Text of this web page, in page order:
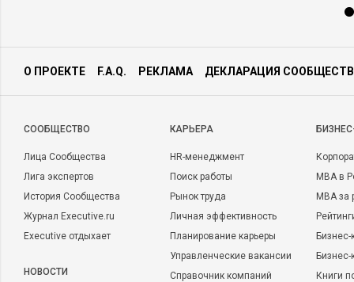
О ПРОЕКТЕ F.A.Q. РЕКЛАМА ДЕКЛАРАЦИЯ
CООБЩЕСТВО
Лица Сообщества
Лига экспертов
История Сообщества
Журнал Executive.ru
Executive отдыхает
НОВОСТИ
КАРЬЕРА
HR-менеджмент
Поиск работы
Рынок труда
Личная эффективность
Планирование карьеры
Управленческие вакансии
Справочник компаний
MBA в
MBA
Бизнес-
Книги